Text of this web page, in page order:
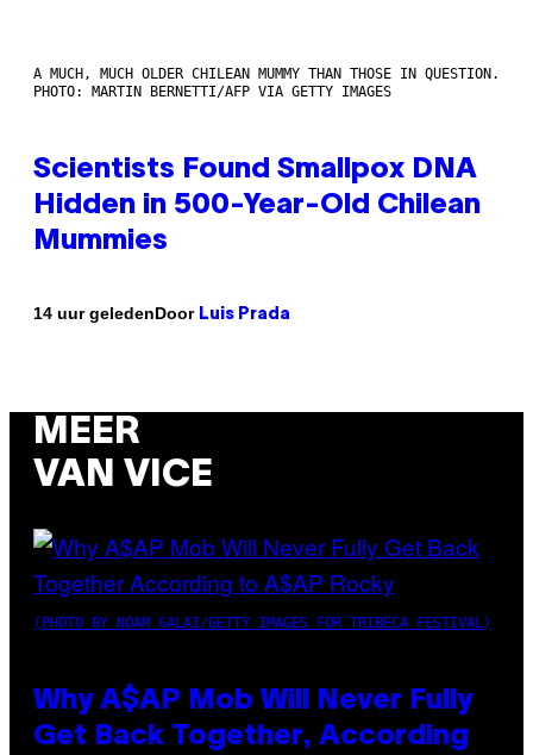
A MUCH, MUCH OLDER CHILEAN MUMMY THAN THOSE IN QUESTION.
PHOTO: MARTIN BERNETTI/AFP VIA GETTY IMAGES
Scientists Found Smallpox DNA
Hidden in 500-Year-Old Chilean
Mummies
14 uur geledenDoor Luis Prada
MEER
VAN VICE
(PHOTO BY NOAM GALAI/GETTY IMAGES FOR TRIBECA FESTIVAL)
Why A$AP Mob Will Never Fully
Get Back Together, According